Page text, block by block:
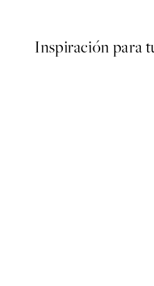
Inspiración para